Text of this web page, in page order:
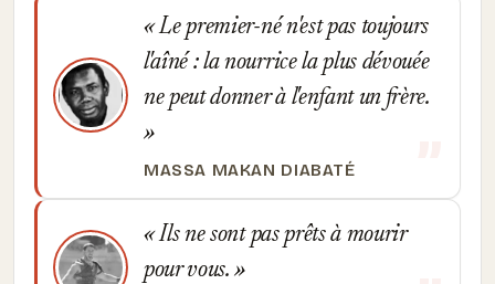
Le premier-né n'est pas toujours
l'aîné : la nourrice la plus dévouée
ne peut donner à l'enfant un frère.
MASSA MAKAN DIABATÉ
Ils ne sont pas prêts à mourir
pour vous.